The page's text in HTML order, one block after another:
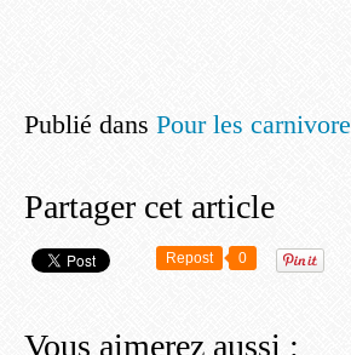
Publié dans Pour les
Partager cet article
Repost 0
Vous aimerez aussi :